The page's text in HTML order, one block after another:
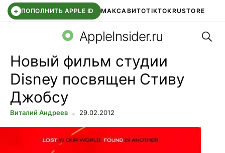
+ ПОПОЛНИТЬ APPLE ID МАКСАВИТОTIKTOKRUSTORE
WB КЛУБIOS 26.6 DDE STORE
AppleInsider.ru
Новый фильм студии
Disney посвящен Стиву
Джобсу
Виталий Андреев 29.02.2012